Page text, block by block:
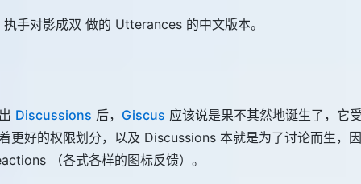
执手对影成双 做的 Utterances 的中文版本。
Discussions 后， Giscus 应该说是果不其然地诞生了，它
更好的权限划分，以及 Discussions 本就是为了讨论而生，
（各式各样的图标反馈）。